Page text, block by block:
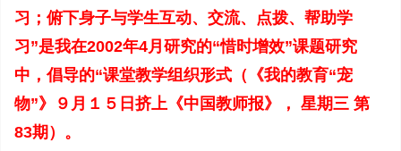
习；俯下身子与学生互动、交流、点拨、帮助学
习”是我在2002年4月研究的“惜时增效”课题研究
中，倡导的“课堂教学组织形式（《我的教育“宠
物”》９月１５日挤上《中国教师报》， 星期三 第
83期）。